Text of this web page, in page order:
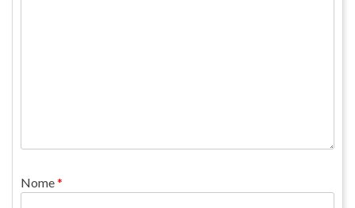
Nome*